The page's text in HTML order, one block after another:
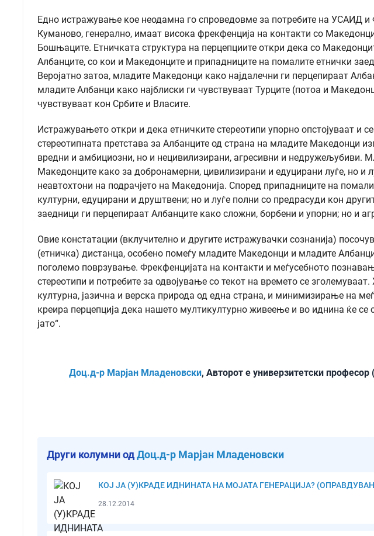
Едно истражување кое неодамна го спроведовме за потребите на УСАИД
Куманово, генерално, имаат висока фрекфенција на контакти со
Бошњаците. Етничката структура на перцепциите откри дека со
Албанците, со кои и Македонците и припадниците на помалите етнички
Веројатно затоа, младите Македонци како најдалечни ги перцепираат
младите Албанци како најблиски ги чувствуваат Турците (потоа и
чувствуваат кон Србите и Власите.
Истражувањето откри и дека етничките стереотипи упорно опстојуваат и
стереотипната претстава за Албанците од страна на младите Македонци
вредни и амбициозни, но и нецивилизирани, агресивни и недружељубиви.
Македонците како за добронамерни, цивилизирани и едуцирани луѓе, но и
неавтохтони на подрачјето на Македонија. Според припадниците на
културни, едуцирани и друштвени; но и луѓе полни со предрасуди кон
заедници ги перцепираат Албанците како сложни, борбени и упорни; но и
Овие констатации (вклучително и другите истражувачки сознанија)
(етничка) дистанца, особено помеѓу младите Македонци и младите
поголемо поврзување. Фрекфенцијата на контакти и меѓусебното
стереотипи и потребите за одвојување со текот на времето се
културна, јазична и верска природа од една страна, и минимизирање на
креира перцепција дека нашето мултикултурно живеење и во иднина ќе се
јато“.
Доц.д-р Марјан Младеновски, Авторот е универзитетски
Други колумни одДоц.д-р Марјан Младеновски
КОЈ ЈА (У)КРАДЕ ИДНИНАТА НА МОЈАТА ГЕНЕРАЦИЈА?
28.12.2014